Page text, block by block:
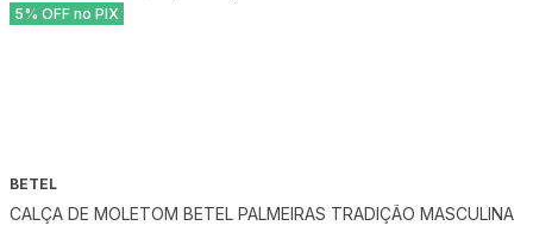
5% OFF no PIX
BETEL
CALÇA DE MOLETOM BETEL PALMEIRAS TRADIÇÃO MASCULINA